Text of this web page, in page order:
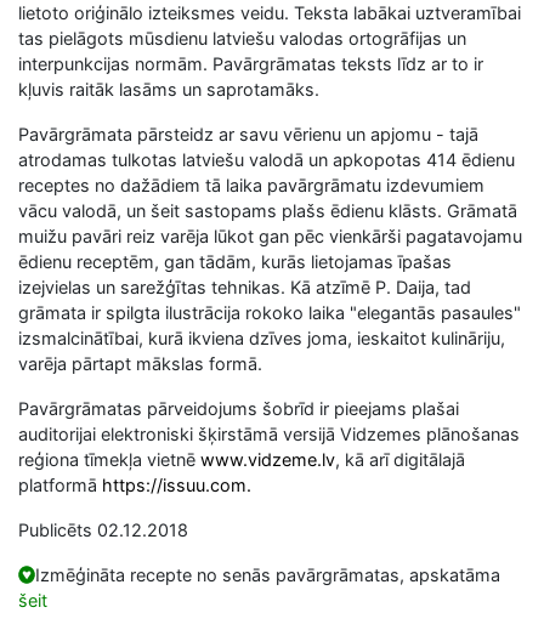
lietoto oriģinālo izteiksmes veidu. Teksta labākai uztveramībai
tas pielāgots mūsdienu latviešu valodas ortogrāfijas un
interpunkcijas normām. Pavārgrāmatas teksts līdz ar to ir
kļuvis raitāk lasāms un saprotamāks.
Pavārgrāmata pārsteidz ar savu vērienu un apjomu - tajā
atrodamas tulkotas latviešu valodā un apkopotas 414 ēdienu
receptes no dažādiem tā laika pavārgrāmatu izdevumiem
vācu valodā, un šeit sastopams plašs ēdienu klāsts. Grāmatā
muižu pavāri reiz varēja lūkot gan pēc vienkārši pagatavojamu
ēdienu receptēm, gan tādām, kurās lietojamas īpašas
izejvielas un sarežģītas tehnikas. Kā atzīmē P. Daija, tad
grāmata ir spilgta ilustrācija rokoko laika "elegantās pasaules"
izsmalcinātībai, kurā ikviena dzīves joma, ieskaitot kulināriju,
varēja pārtapt mākslas formā.
Pavārgrāmatas pārveidojums šobrīd ir pieejams plašai
auditorijai elektroniski šķirstāmā versijā Vidzemes plānošanas
reģiona tīmekļa vietnē www.vidzeme.lv, kā arī digitālajā
platformā https://issuu.com.
Publicēts 02.12.2018
Izmēģināta recepte no senās pavārgrāmatas, apskatāma
šeit